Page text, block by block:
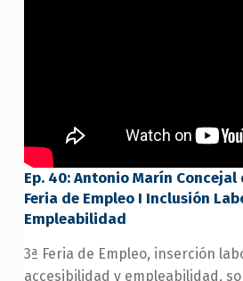
Ep. 40:Antonio Marín Concejal
Feria de Empleo I Inclusión
Empleabilidad
3ª Feria de Empleo, inserción
accesibilidad y empleabilidad,